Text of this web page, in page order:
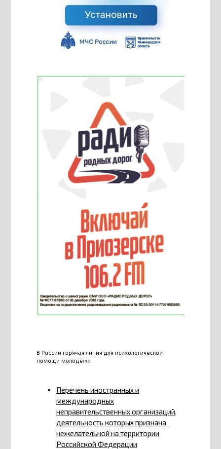
В России горячая линия для психологической
помощи молодёжи
Перечень иностранных и
международных
неправительственных организаций,
деятельность которых признана
нежелательной на территории
Российской Федерации